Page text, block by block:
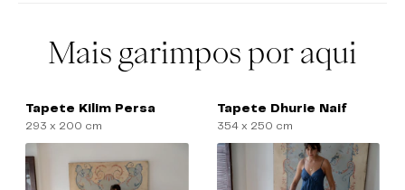
Mais garimpos por aqui
Tapete Kilim Persa
293 x 200 cm
Tapete Dhurie Naif
354 x 250 cm